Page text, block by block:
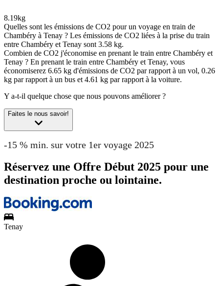
8.19kg
Quelles sont les émissions de CO2 pour un voyage en train de
Chambéry à Tenay ? Les émissions de CO2 liées à la prise du train
entre Chambéry et Tenay sont 3.58 kg.
Combien de CO2 j'économise en prenant le train entre Chambéry et
Tenay ? En prenant le train entre Chambéry et Tenay, vous
économiserez 6.65 kg d'émissions de CO2 par rapport à un vol, 0.26
kg par rapport à un bus et 4.61 kg par rapport à la voiture.
Y a-t-il quelque chose que nous pouvons améliorer ?
Faites le nous savoir!
-15 % min. sur votre 1er voyage 2025
Réservez une Offre Début 2025 pour une
destination proche ou lointaine.
Tenay